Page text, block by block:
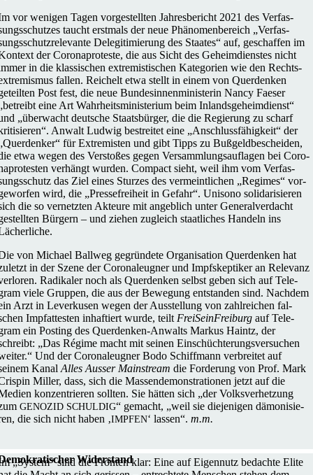
vor wenigen Tagen vor­ge­stell­ten Jah­res­be­richt 2021 des Ver­fas­
taucht erst­mals der neue Phä­no­men­be­reich „Ver­fas­
Dele­gi­ti­mie­rung des Staates“ auf, geschaf­fen im
der Coro­na­pro­teste, die aus Sicht des Geheim­diens­tes nicht
in die klas­si­schen extre­mis­ti­schen Kate­go­rien wie den Rechts­
fallen. Rei­chelt etwa stellt in einem von Quer­den­ken
Post fest, die neue Bun­des­in­nen­mi­nis­te­rin Nancy Faeser
eine Art Wahr­heits­mi­nis­te­rium beim Inlands­ge­heim­dienst“
„über­wacht deut­sche Staats­bür­ger, die die Regie­rung zu scharf
Anwalt Ludwig bestrei­tet eine „Anschluss­fä­hig­keit“ der
für Extre­mis­ten und gibt Tipps zu Buß­geld­be­schei­den,
etwa wegen des Ver­sto­ßes gegen Ver­samm­lungs­auf­la­gen bei Coro­
ver­hängt wurden. Compact sieht, weil ihm vom Ver­fas­
das Ziel eines Sturzes des ver­meint­li­chen „Regimes“ vor­
wird, die „Pres­se­frei­heit in Gefahr“. Unisono soli­da­ri­sie­ren
die so ver­netz­ten Akteure mit angeb­lich unter Gene­ral­ver­dacht
Bürgern – und ziehen zugleich staat­li­ches Handeln ins
von Michael Ballweg gegrün­dete Orga­ni­sa­tion Quer­den­ken hat
in der Szene der Coro­na­leug­ner und Impf­skep­ti­ker an Rele­vanz
Radi­ka­ler noch als Quer­den­ken selbst geben sich auf Tele­
viele Gruppen, die aus der Bewe­gung ent­stan­den sind. Nachdem
Arzt in Lever­ku­sen wegen der Aus­stel­lung von zahl­rei­chen fal­
Impf­at­tes­ten inhaf­tiert wurde, teilt Frei­Sein­Frei­burg auf Tele­
ein Posting des Quer­­den­ken-Anwalts Markus Haintz, der
„Das Régime macht mit seinen Ein­schüch­te­rungs­ver­su­chen
Und der Coro­na­leug­ner Bodo Schiff­mann ver­brei­tet auf
Kanal Alles Ausser Main­stream die For­de­rung von Prof. Mark
Miller, dass, sich die Mas­sen­de­mons­tra­tio­nen jetzt auf die
kon­zen­trie­ren sollten. Sie hätten sich „der Volks­ver­het­zung
GENOZID SCHULDIG“ gemacht, „weil sie die­je­ni­gen dämo­ni­sie­
die sich nicht haben ‚IMPFEN‘ lassen“. m.m.
Widerstand
„System“ sind die Fronten klar: Eine auf Eigen­nutz bedachte Elite